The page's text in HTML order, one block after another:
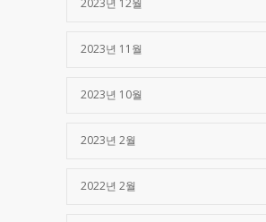
2023년 11월
2023년 10월
2023년 2월
2022년 2월